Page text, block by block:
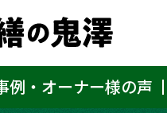
例・オーナー様の声